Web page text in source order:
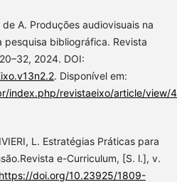
de A. Produções audiovisuais na
pesquisa bibliográfica. Revista
2024. DOI:
. Disponível em:
index.php/revistaeixo/article/view/
L. Estratégias Práticas para
e-Curriculum, [S. l.], v.
https://doi.org/10.23925/1809-